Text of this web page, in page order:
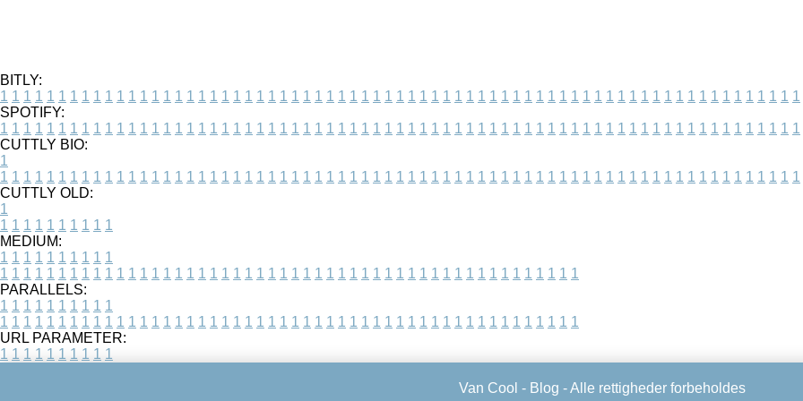
BITLY:
1 1 1 1 1 1 1 1 1 1 1 1 1 1 1 1 1 1 1 1 1 1 1 1 1 1 1 1 1 1 1 1 1 1 1 1 1 1 1 1 1 1 1 1 1 1 1 1 1 1 1 1 1 1 1 1 1 1 1 1 1 1 1 1 1 1 1 1 1
SPOTIFY:
1 1 1 1 1 1 1 1 1 1 1 1 1 1 1 1 1 1 1 1 1 1 1 1 1 1 1 1 1 1 1 1 1 1 1 1 1 1 1 1 1 1 1 1 1 1 1 1 1 1 1 1 1 1 1 1 1 1 1 1 1 1 1 1 1 1 1 1 1
CUTTLY BIO:
1
1 1 1 1 1 1 1 1 1 1 1 1 1 1 1 1 1 1 1 1 1 1 1 1 1 1 1 1 1 1 1 1 1 1 1 1 1 1 1 1 1 1 1 1 1 1 1 1 1 1 1 1 1 1 1 1 1 1 1 1 1 1 1 1 1 1 1 1 1
CUTTLY OLD:
1
1 1 1 1 1 1 1 1 1 1
MEDIUM:
1 1 1 1 1 1 1 1 1 1
1 1 1 1 1 1 1 1 1 1 1 1 1 1 1 1 1 1 1 1 1 1 1 1 1 1 1 1 1 1 1 1 1 1 1 1 1 1 1 1 1 1 1 1 1 1 1 1 1 1
PARALLELS:
1 1 1 1 1 1 1 1 1 1
1 1 1 1 1 1 1 1 1 1 1 1 1 1 1 1 1 1 1 1 1 1 1 1 1 1 1 1 1 1 1 1 1 1 1 1 1 1 1 1 1 1 1 1 1 1 1 1 1 1
URL PARAMETER:
1 1 1 1 1 1 1 1 1 1
Van Cool - Blog - Alle rettigheder forbeholdes